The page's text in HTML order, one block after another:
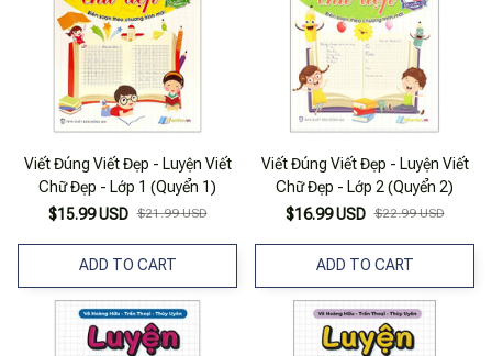
Viết Đúng Viết Đẹp - Luyện Viết
Chữ Đẹp - Lớp 1 (Quyển 1)
$15.99 USD $21.99 USD
ADD TO CART
Viết Đúng Viết Đẹp - Luyện Viết
Chữ Đẹp - Lớp 2 (Quyển 2)
$16.99 USD $22.99 USD
ADD TO CART